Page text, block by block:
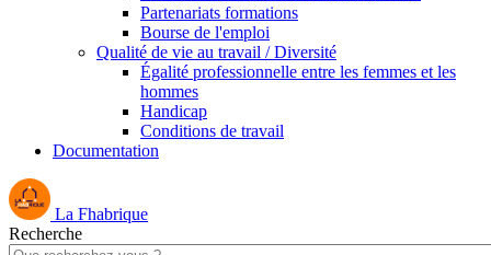
Partenariats formations
Bourse de l'emploi
Qualité de vie au travail / Diversité
Égalité professionnelle entre les femmes et les
hommes
Handicap
Conditions de travail
Documentation
La Fhabrique
Recherche